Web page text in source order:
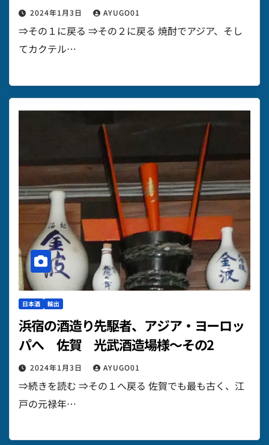
2024年1月3日 AYUGO01
⇒その１に戻る ⇒その２に戻る 焼酎でアジア、そし
てカクテル…
日本酒 輸出
浜宿の酒造り先駆者、アジア・ヨーロッ
パへ 佐賀 光武酒造場様～その2
2024年1月3日 AYUGO01
⇒続きを読む ⇒その１へ戻る 佐賀でも最も古く、江
戸の元禄年…